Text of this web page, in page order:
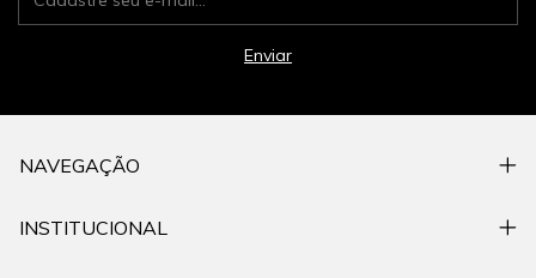
NAVEGAÇÃO
INSTITUCIONAL